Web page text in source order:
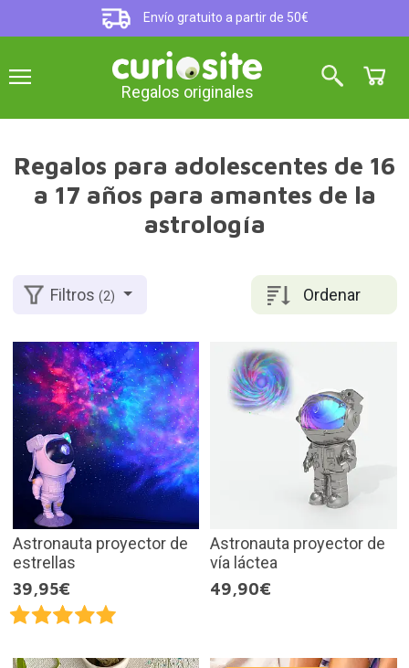
Envío gratuito a partir de 50€
Regalos originales
Regalos para adolescentes de 16
a 17 años para amantes de la
astrología
Ordenar
Filtros(2)
Astronauta proyector de
estrellas
39,95€
Astronauta proyector de
vía láctea
49,90€